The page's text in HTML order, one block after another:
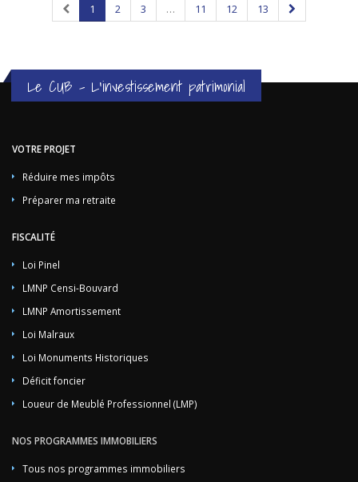
1 2 3 … 11 12 13
Le CUB - L'investissement patrimonial
VOTRE PROJET
Réduire mes impôts
Préparer ma retraite
FISCALITÉ
Loi Pinel
LMNP Censi-Bouvard
LMNP Amortissement
Loi Malraux
Loi Monuments Historiques
Déficit foncier
Loueur de Meublé Professionnel (LMP)
NOS PROGRAMMES IMMOBILIERS
Tous nos programmes immobiliers